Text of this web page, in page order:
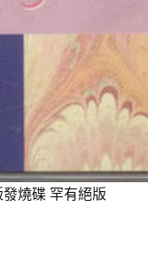
發燒碟 罕有絕版